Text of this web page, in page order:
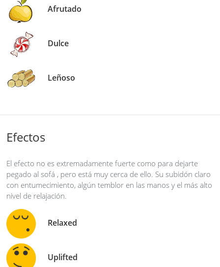
Afrutado
Dulce
Leñoso
Efectos
El efecto no es extremadamente fuerte como para dejarte
pegado al sofá , pero está muy cerca de ello. Su subidón claro
con entumecimiento, algún temblor en las manos y el más alto
nivel de relajación.
Relaxed
Uplifted